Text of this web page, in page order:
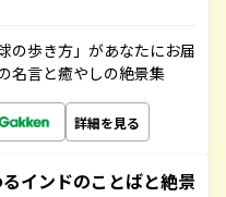
の歩き方」があなたにお届
名言と癒やしの絶景集
詳細を見る
インドのことばと絶景